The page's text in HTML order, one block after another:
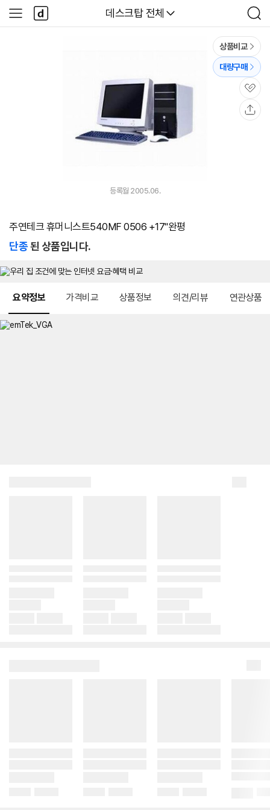
다나와
데스크탑 전체
검
색
사
이
다
나
와
상품비교
대량구매
관
심
등록월 2005.06.
주연테크 휴머니스트540MF 0506 +17"완평
단종된 상품입니다.
요약정보 가격비교 상품정보 의견/리뷰 연관상품